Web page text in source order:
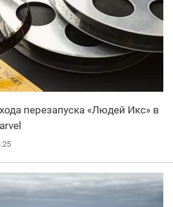
перезапуска «Людей Икс» в